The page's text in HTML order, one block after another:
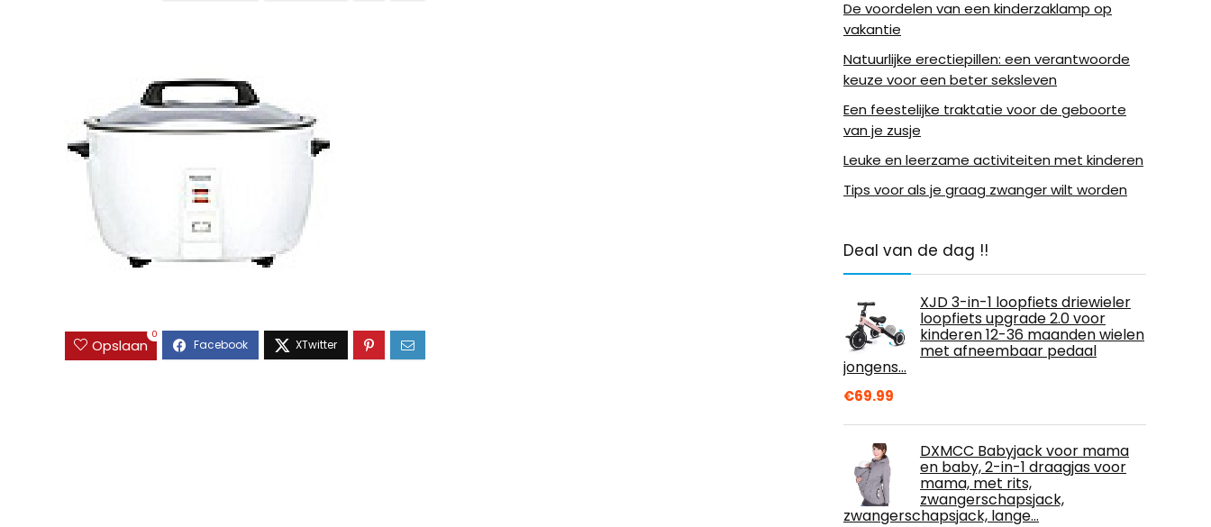
Opslaan
0
De voordelen van een kinderzaklamp op
vakantie
Natuurlijke erectiepillen: een verantwoorde
keuze voor een beter seksleven
Een feestelijke traktatie voor de geboorte
van je zusje
Leuke en leerzame activiteiten met kinderen
Tips voor als je graag zwanger wilt worden
Deal van de dag !!
XJD 3-in-1 loopfiets driewieler
loopfiets upgrade 2.0 voor
kinderen 12-36 maanden wielen
met afneembaar pedaal
jongens…
€69.99
DXMCC Babyjack voor mama
en baby, 2-in-1 draagjas voor
mama, met rits,
zwangerschapsjack,
zwangerschapsjack, lange…